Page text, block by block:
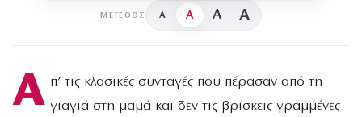
ΜΈΓΕΘΟΣ A A A A
Α π’ τις κλασικές συνταγές που πέρασαν από τη
γιαγιά στη μαμά και δεν τις βρίσκεις γραμμένες